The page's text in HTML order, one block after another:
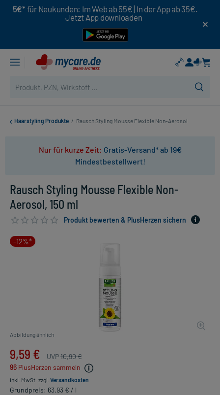
5€* für Neukunden: Im Web ab 55€ | In der App ab 35€.
Jetzt App downloaden
Haarstyling Produkte / Rausch Styling Mousse Flexible Non-Aerosol
Nur für kurze Zeit: Gratis-Versand* ab 19€
Mindestbestellwert!
Rausch Styling Mousse Flexible Non-
Aerosol, 150 ml
Produkt bewerten & PlusHerzen sichern
-12%*
Abbildung ähnlich
9,59 € UVP10,90 €
96 PlusHerzen sammeln
inkl. MwSt. zzgl. Versandkosten
Grundpreis: 63,93 € / l